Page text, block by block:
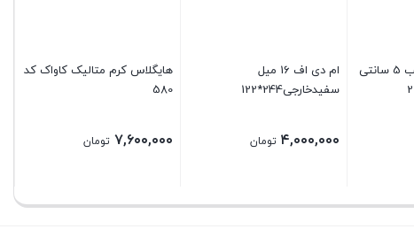
صفحه کابینت دو لب 5 سانتی
ام دی اف 16 میل
سفیدخارجی244*122
۴,۰۰۰,۰۰۰ تومان
هایگلاس کرم متالیک کاواک کد
580
۷,۶۰۰,۰۰۰ تومان